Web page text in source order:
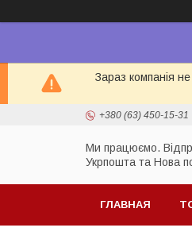
Зараз компанія
+380 (63) 450-15-31
Ми працюємо.
Укрпошта та Нова
ГЛАВНАЯ